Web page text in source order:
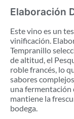
Elaboración
Este vino es un
vinificación.
Tempranillo
de altitud, el
roble francés, lo
sabores
una fermentación
mantiene la
bodega.